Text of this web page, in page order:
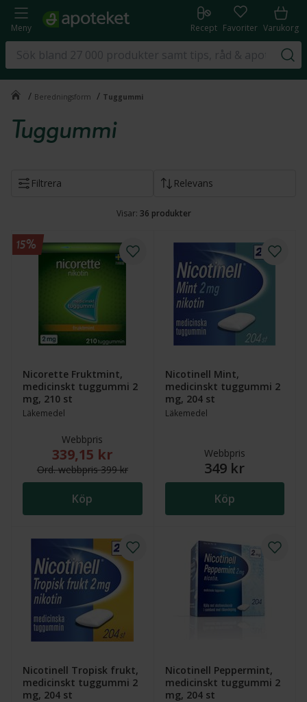
Meny Recept Favoriter Varukorg
/ Beredningsform / Tuggummi
Tuggummi
Filtrera Relevans
Visar: 36 produkter
Nicorette Fruktmint,
medicinskt tuggummi 2
mg, 210 st
Läkemedel
Webbpris
Nytt reducerat pris: 339,15 kr. Ordinarie webbpris
339,15 kr
Ord.webbpris399 kr
Köp
15%
Nicotinell Mint,
medicinskt tuggummi 2
mg, 204 st
Läkemedel
Webbpris
349 kr
Köp
Nicotinell Tropisk frukt,
medicinskt tuggummi 2
mg, 204 st
Nicotinell Peppermint,
medicinskt tuggummi 2
mg, 204 st